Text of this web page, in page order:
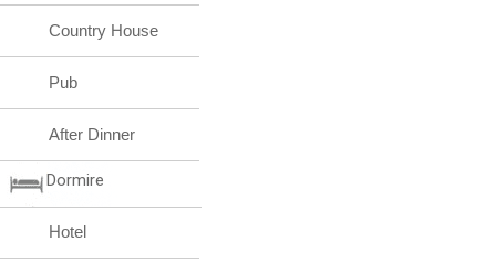
Country House
Pub
After Dinner
Dormire
Hotel